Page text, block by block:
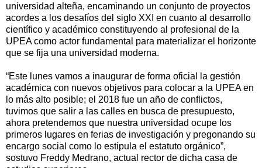
universidad alteña, encaminando un conjunto de proyectos
acordes a los desafíos del siglo XXI en cuanto al desarrollo
científico y académico constituyendo al profesional de la
UPEA como actor fundamental para materializar el horizonte
que se fija una universidad moderna.
“Este lunes vamos a inaugurar de forma oficial la gestión
académica con nuevos objetivos para colocar a la UPEA en
lo más alto posible; el 2018 fue un año de conflictos,
tuvimos que salir a las calles en busca de presupuesto,
ahora pretendemos que nuestra universidad ocupe los
primeros lugares en ferias de investigación y pregonando su
encargo social como lo estipula el estatuto orgánico”,
sostuvo Freddy Medrano, actual rector de dicha casa de